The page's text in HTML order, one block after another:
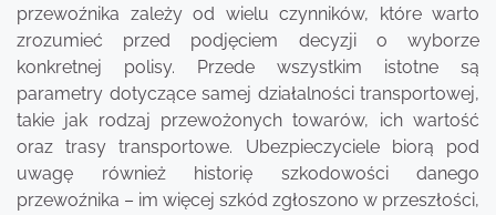
przewoźnika zależy od wielu czynników, które warto
zrozumieć przed podjęciem decyzji o wyborze
konkretnej polisy. Przede wszystkim istotne są
parametry dotyczące samej działalności transportowej,
takie jak rodzaj przewożonych towarów, ich wartość
oraz trasy transportowe. Ubezpieczyciele biorą pod
uwagę również historię szkodowości danego
przewoźnika – im więcej szkód zgłoszono w przeszłości,